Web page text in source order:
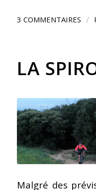
3 COMMENTAIRES /
LA
Malgré des